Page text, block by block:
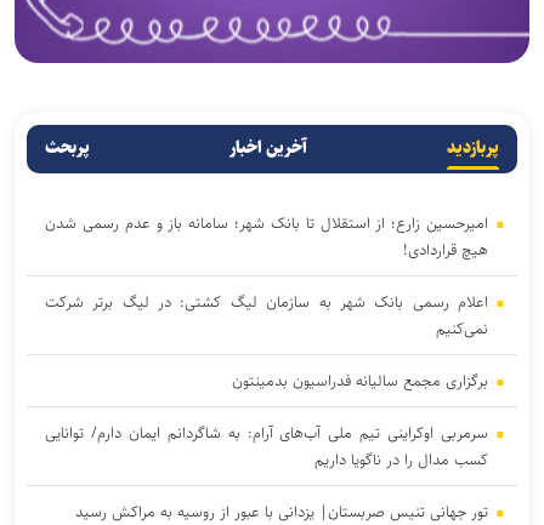
پربازدید آخرین اخبار پربحث
امیرحسین زارع؛ از استقلال تا بانک شهر؛ سامانه‌ باز و عدم رسمی شدن
هیچ قراردادی!
اعلام رسمی بانک شهر به سازمان لیگ کشتی: در لیگ برتر شرکت
نمی‌کنیم
برگزاری مجمع سالیانه فدراسیون بدمینتون
سرمربی اوکراینی تیم ملی آب‌های آرام: به شاگردانم ایمان دارم/ توانایی
کسب مدال را در ناگویا داریم
تور جهانی تنیس صربستان| یزدانی با عبور از روسیه به مراکش رسید